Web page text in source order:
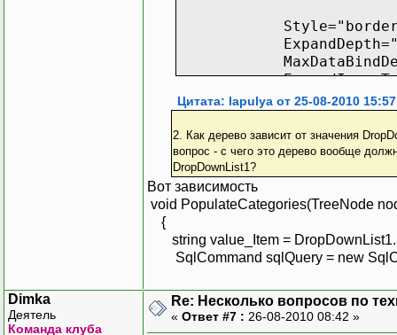
void
{
string parID =
SqlCommand sqlQuery
DataSet ResultSet =
foreach (DataRow
{
TreeNode NewNode =
}
Style="border: thick
ExpandDepth="15"
<Nodes>
<asp:TreeNode
</Nodes>
<RootNodeStyle
<LeafNodeStyle
<ParentNodeStyle
</asp:TreeView>
<asp:Panel
Style="font-
left: 292px; font-
Цитата: lapulya от 25-08-2010 15:57
2. Как дерево зависит от значения
вопрос - с чего это дерево вообще
DropDownList1?
Вот зависимость
void PopulateCategories(TreeNode
{
string value_Item =
SqlCommand sqlQuery = new
Dimka
Деятель
Команда клуба
Re: Несколько вопросов по
« Ответ #7 : 26-08-2010 08:42 »